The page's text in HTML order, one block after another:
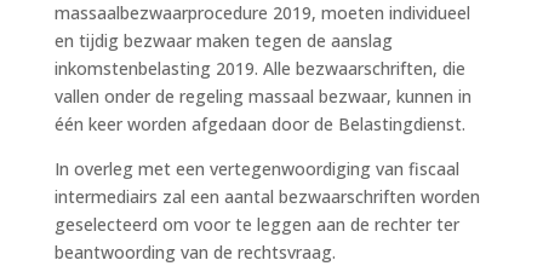
massaalbezwaarprocedure 2019, moeten individueel
en tijdig bezwaar maken tegen de aanslag
inkomstenbelasting 2019. Alle bezwaarschriften, die
vallen onder de regeling massaal bezwaar, kunnen in
één keer worden afgedaan door de Belastingdienst.
In overleg met een vertegenwoordiging van fiscaal
intermediairs zal een aantal bezwaarschriften worden
geselecteerd om voor te leggen aan de rechter ter
beantwoording van de rechtsvraag.